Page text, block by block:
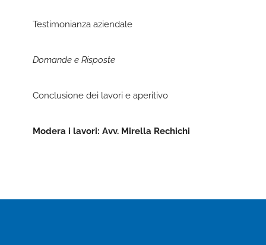
Testimonianza aziendale
Domande e Risposte
Conclusione dei lavori e aperitivo
Modera i lavori: Avv. Mirella Rechichi